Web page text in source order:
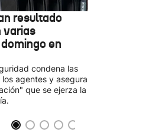
resultado
varias
en
condena las
agentes y asegura
que se ejerza la